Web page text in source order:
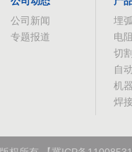
公司新闻
专题报道
埋
电
切
自
机
焊